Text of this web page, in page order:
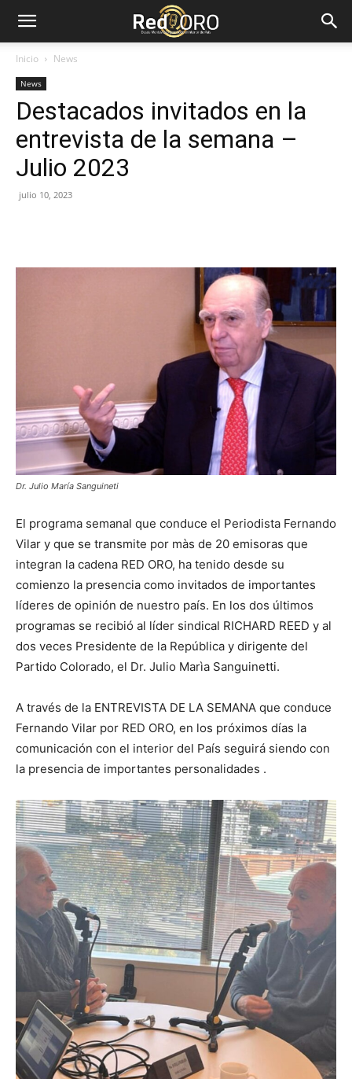
Red
Oro
Inicio News
News
Destacados invitados en la
entrevista de la semana –
Julio 2023
julio 10, 2023
Dr. Julio María Sanguineti
El programa semanal que conduce el Periodista Fernando
Vilar y que se transmite por màs de 20 emisoras que
integran la cadena RED ORO, ha tenido desde su
comienzo la presencia como invitados de importantes
líderes de opinión de nuestro país. En los dos últimos
programas se recibió al líder sindical RICHARD REED y al
dos veces Presidente de la República y dirigente del
Partido Colorado, el Dr. Julio Marìa Sanguinetti.
A través de la ENTREVISTA DE LA SEMANA que conduce
Fernando Vilar por RED ORO, en los próximos días la
comunicación con el interior del País seguirá siendo con
la presencia de importantes personalidades .